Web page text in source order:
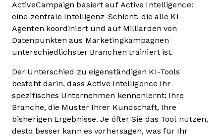
ActiveCampaign basiert auf Active Intelligence:
eine zentrale Intelligenz-Schicht, die alle KI-
Agenten koordiniert und auf Milliarden von
Datenpunkten aus Marketingkampagnen
unterschiedlichster Branchen trainiert ist.
Der Unterschied zu eigenständigen KI-Tools
besteht darin, dass Active Intelligence Ihr
spezifisches Unternehmen kennenlernt: Ihre
Branche, die Muster Ihrer Kundschaft, Ihre
bisherigen Ergebnisse. Je öfter Sie das Tool nutzen,
desto besser kann es vorhersagen, was für Ihr